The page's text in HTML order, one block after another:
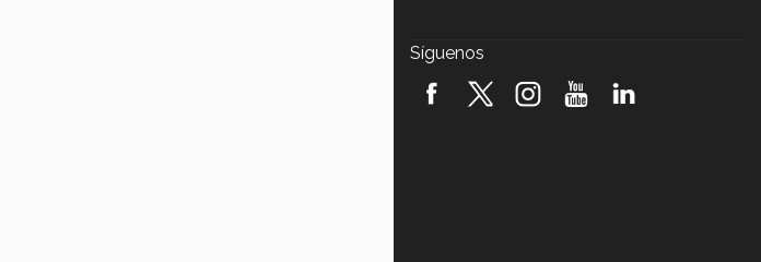
robótica FIRST 2026! (video)
Síguenos